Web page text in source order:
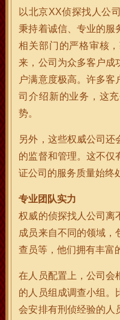
以北京XX侦探找人公
秉持着诚信、专业的服
相关部门的严格审核
来，公司为众多客户成
户满意度极高。许多客
司介绍新的业务，这
势。
另外，这些权威公司还
的监督和管理。这不仅
证公司的服务质量始终
专业团队实力
权威的侦探找人公司离
成员来自不同的领域，
查员等，他们拥有丰富
在人员配置上，公司会
的人员组成调查小组。
会安排有刑侦经验的人